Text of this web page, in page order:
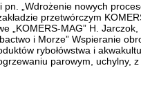
pn. „Wdrożenie nowych
przetwórczym
„KOMERS-MAG” H.
i Morze” Wspieranie
rybołówstwa i
parowym, uchylny, z